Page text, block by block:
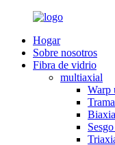
Hogar
Sobre nosotros
Fibra de vidrio
multiaxial
Warp